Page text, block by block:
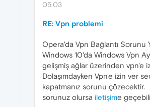
05:03
RE: Vpn problemi
Opera'da Vpn Bağlantı Sorunu
Windows 10'da Windows Vpn
gelişmiş ağlar üzerinden vpn'e
Dolaşımdayken Vpn'e izin ver
kapatmanız sorunu çözecektir.
sorunuz olursa iletişime